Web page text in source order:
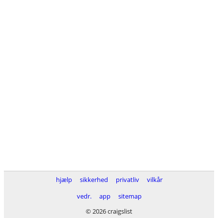
hjælp sikkerhed privatliv
vilkår
vedr.
app
sitemap
© 2026 craigslist